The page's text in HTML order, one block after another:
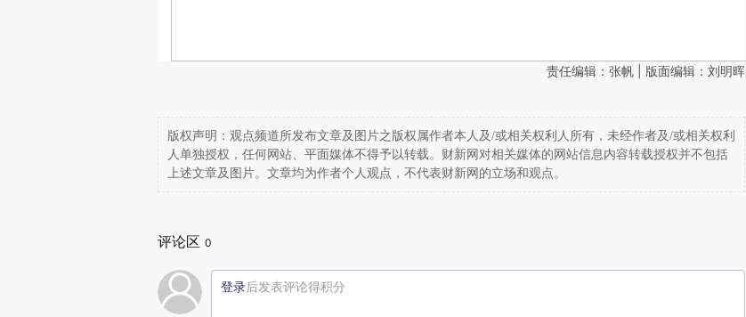
责任编辑：张帆 | 版面编辑：刘明晖
版权声明：观点频道所发布文章及图片之版权属作者本人及/或相关权利人所有，未经作者及/或相关权利
人单独授权，任何网站、平面媒体不得予以转载。财新网对相关媒体的网站信息内容转载授权并不包括
上述文章及图片。文章均为作者个人观点，不代表财新网的立场和观点。
评论区 0
登录后发表评论得积分